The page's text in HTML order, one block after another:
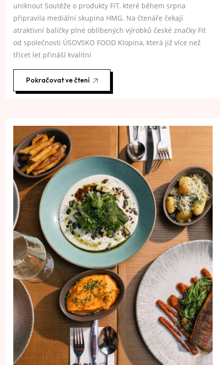
uniknout Soutěže o produkty FIT, které během srpna
připravila mediální skupina HMG. Na čtenáře čekají
atraktivní balíčky plné oblíbených výrobků české značky Fit
od společnosti ÚSOVSKO FOOD Klopina, která již více než
třicet let přináší kvalitní
Pokračovat ve čtení